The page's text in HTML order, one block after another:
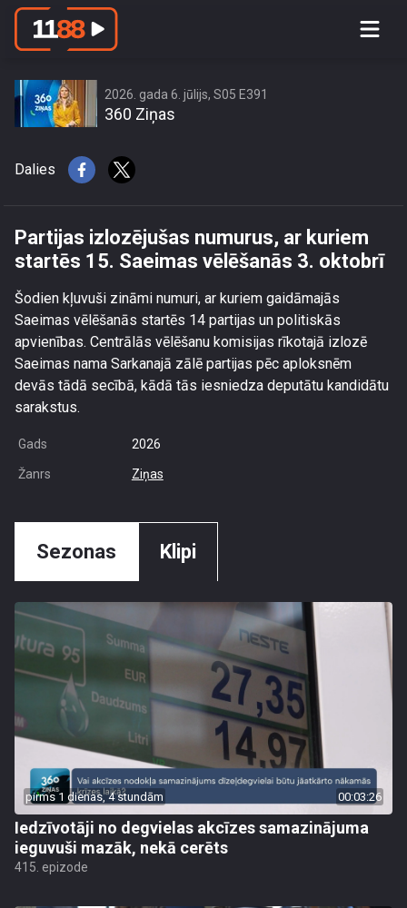
Partijas izlozējušas numurus, ar
2026. gada 6. jūlijs, S05 E391
360 Ziņas
Dalies
Partijas izlozējušas numurus, ar kuriem
startēs 15. Saeimas vēlēšanās 3. oktobrī
Šodien kļuvuši zināmi numuri, ar kuriem gaidāmajās
Saeimas vēlēšanās startēs 14 partijas un politiskās
apvienības. Centrālās vēlēšanu komisijas rīkotajā izlozē
Saeimas nama Sarkanajā zālē partijas pēc aploksnēm
devās tādā secībā, kādā tās iesniedza deputātu kandidātu
sarakstus.
Gads 2026
Žanrs Ziņas
Sezonas Klipi
pirms 1 dienas, 4 stundām 00:03:26
Iedzīvotāji no degvielas akcīzes samazinājuma
ieguvuši mazāk, nekā cerēts
415. epizode